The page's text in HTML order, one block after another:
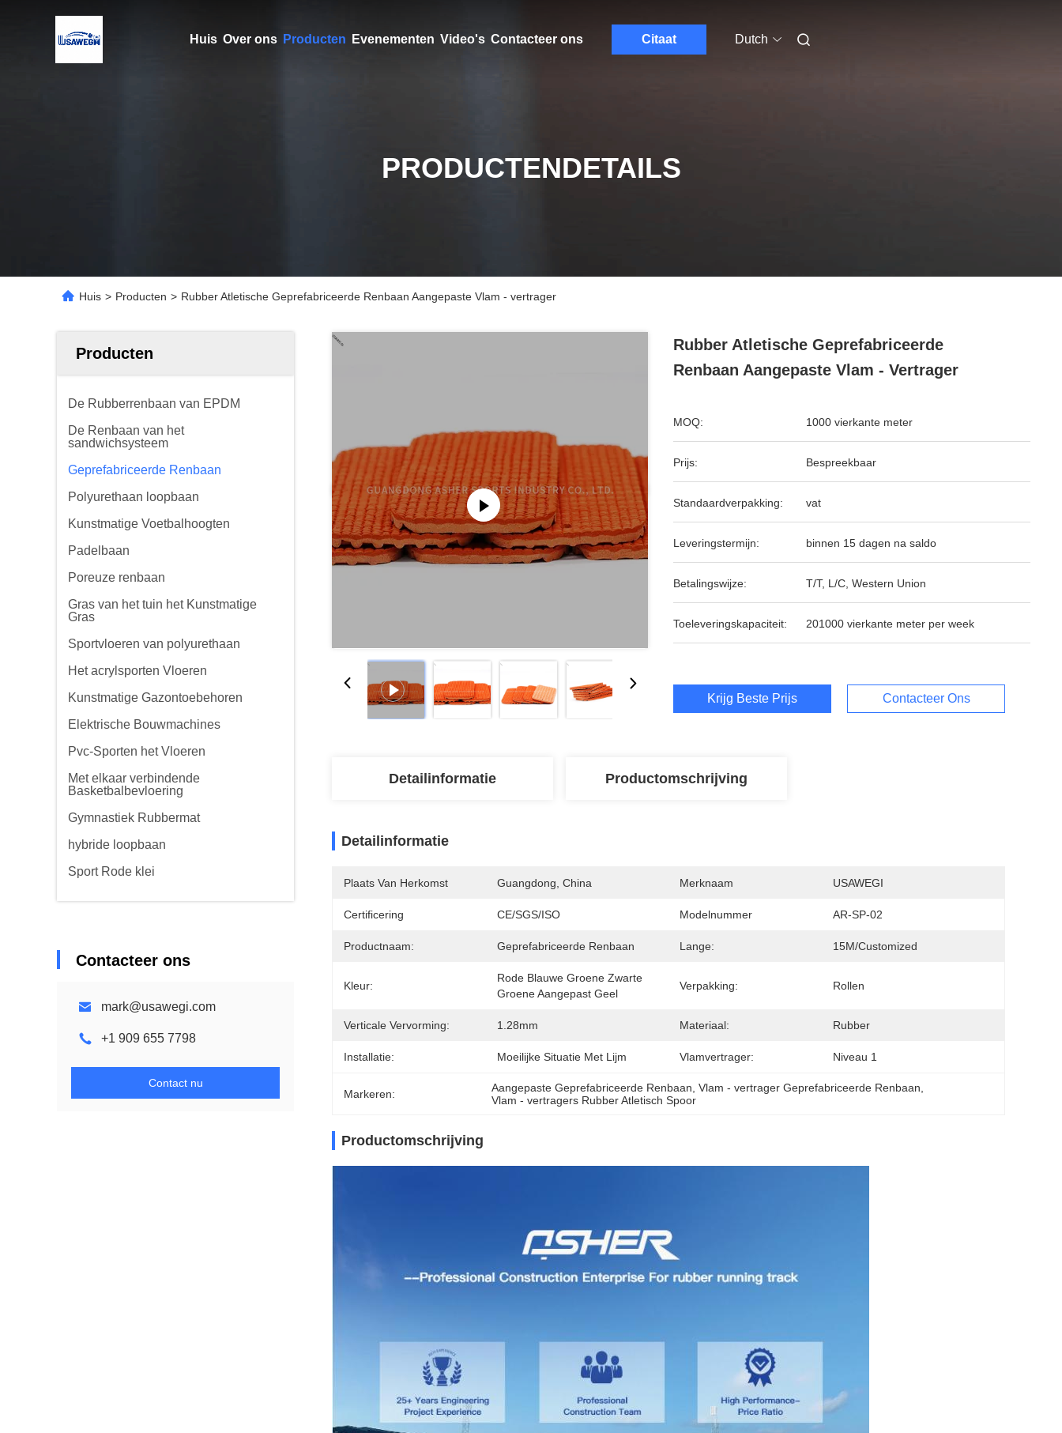
Huis Over ons Producten Evenementen Video's Contacteer ons Citaat Dutch
PRODUCTENDETAILS
Huis > Producten > Rubber Atletische Geprefabriceerde Renbaan Aangepaste Vlam - vertrager
Producten
De Rubberrenbaan van EPDM
De Renbaan van het
sandwichsysteem
Geprefabriceerde Renbaan
Polyurethaan loopbaan
Kunstmatige Voetbalhoogten
Padelbaan
Poreuze renbaan
Gras van het tuin het Kunstmatige
Gras
Sportvloeren van polyurethaan
Het acrylsporten Vloeren
Kunstmatige Gazontoebehoren
Elektrische Bouwmachines
Pvc-Sporten het Vloeren
Met elkaar verbindende
Basketbalbevloering
Gymnastiek Rubbermat
hybride loopbaan
Sport Rode klei
Contacteer ons
mark@usawegi.com
+1 909 655 7798
Contact nu
Rubber Atletische Geprefabriceerde
Renbaan Aangepaste Vlam - Vertrager
MOQ: 1000 vierkante meter
Prijs: Bespreekbaar
Standaardverpakking: vat
Leveringstermijn: binnen 15 dagen na saldo
Betalingswijze: T/T, L/C, Western Union
Toeleveringskapaciteit: 201000 vierkante meter per week
Krijg Beste Prijs Contacteer Ons
Detailinformatie Productomschrijving
Detailinformatie
Plaats Van Herkomst Guangdong, China Merknaam USAWEGI
Certificering CE/SGS/ISO Modelnummer AR-SP-02
Productnaam: Geprefabriceerde Renbaan Lange: 15M/customized
Kleur:
Rode Blauwe Groene Zwarte
Groene Aangepast Geel
Verpakking: Rollen
Verticale Vervorming: 1.28mm Materiaal: Rubber
Installatie: Moeilijke Situatie Met Lijm Vlamvertrager: Niveau 1
Markeren: Aangepaste Geprefabriceerde Renbaan , Vlam - vertrager Geprefabriceerde Renbaan
Vlam - vertragers Rubber Atletisch Spoor
Productomschrijving